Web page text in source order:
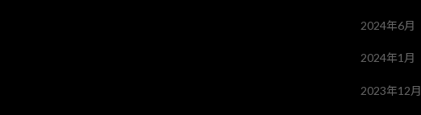
2024年6月
2024年1月
2023年12月